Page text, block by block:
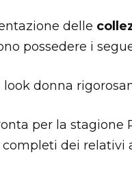
delle
possedere i
donna
per la
dei relativi